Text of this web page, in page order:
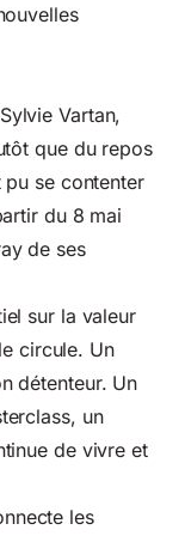
Vartan,
que du repos
se contenter
du 8 mai
de ses
sur la valeur
circule. Un
détenteur. Un
un
de vivre et
les